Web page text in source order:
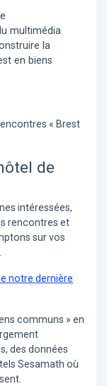
multimédia
la
en biens
« Brest
de
intéressées,
rencontres et
sur vos
notre dernière
communs » en
des données
Sesamath où